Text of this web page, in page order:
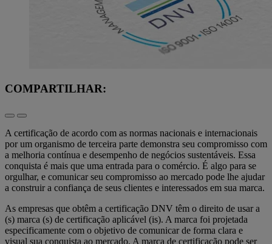
COMPARTILHAR:
A certificação de acordo com as normas nacionais e internacionais
por um organismo de terceira parte demonstra seu compromisso com
a melhoria contínua e desempenho de negócios sustentáveis. Essa
conquista é mais que uma entrada para o comércio. É algo para se
orgulhar, e comunicar seu compromisso ao mercado pode lhe ajudar
a construir a confiança de seus clientes e interessados em sua marca.
As empresas que obtêm a certificação DNV têm o direito de usar a
(s) marca (s) de certificação aplicável (is). A marca foi projetada
especificamente com o objetivo de comunicar de forma clara e
visual sua conquista ao mercado. A marca de certificação pode ser